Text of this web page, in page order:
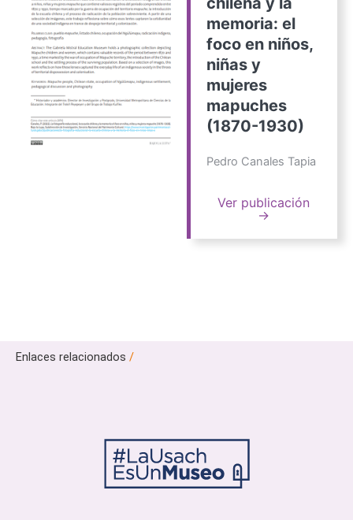
memoria: el
foco en niños,
niñas y
mujeres
mapuches
(1870-1930)
Pedro Canales Tapia
Ver publicación
→
Enlaces relacionados /